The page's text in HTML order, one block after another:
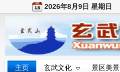
2026年8月9日 星期日
主页 玄武文化 景区美景